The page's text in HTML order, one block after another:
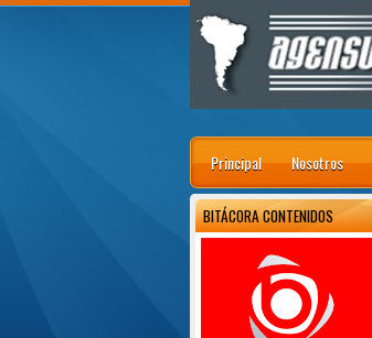
Principal Nosotros
BITÁCORA CONTENIDOS